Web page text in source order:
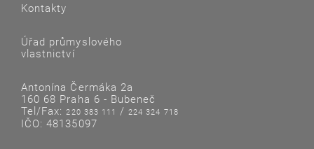
Kontakty
Úřad průmyslového
vlastnictví
Antonína Čermáka 2a
160 68 Praha 6 - Bubeneč
Tel/Fax:220 383 111 /224 324 718
IČO: 48135097